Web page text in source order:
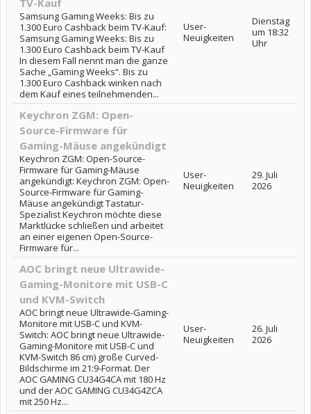
Samsung Gaming Weeks: Bis zu
1.300 Euro Cashback beim TV-Kauf:
Samsung Gaming Weeks: Bis zu
1.300 Euro Cashback beim TV-Kauf
In diesem Fall nennt man die ganze
Sache „Gaming Weeks“. Bis zu
1.300 Euro Cashback winken nach
dem Kauf eines teilnehmenden...
User-
Neuigkeiten
Dienstag
um 18:32
Uhr
Keychron ZGM: Open-
Source-Firmware für
Gaming-Mäuse angekündigt
Keychron ZGM: Open-Source-
Firmware für Gaming-Mäuse
angekündigt: Keychron ZGM: Open-
Source-Firmware für Gaming-
Mäuse angekündigt Tastatur-
Spezialist Keychron möchte diese
Marktlücke schließen und arbeitet
an einer eigenen Open-Source-
Firmware für...
User-
Neuigkeiten
29. Juli
2026
AOC bringt neue Ultrawide-
Gaming-Monitore mit USB-C
und KVM-Switch
AOC bringt neue Ultrawide-Gaming-
Monitore mit USB-C und KVM-
Switch: AOC bringt neue Ultrawide-
Gaming-Monitore mit USB-C und
KVM-Switch 86 cm) große Curved-
Bildschirme im 21:9-Format. Der
AOC GAMING CU34G4CA mit 180 Hz
und der AOC GAMING CU34G4ZCA
mit 250 Hz...
User-
Neuigkeiten
26. Juli
2026